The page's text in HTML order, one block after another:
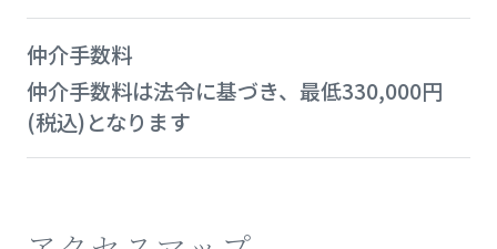
仲介手数料
仲介手数料は法令に基づき、最低330,000円
(税込)となります